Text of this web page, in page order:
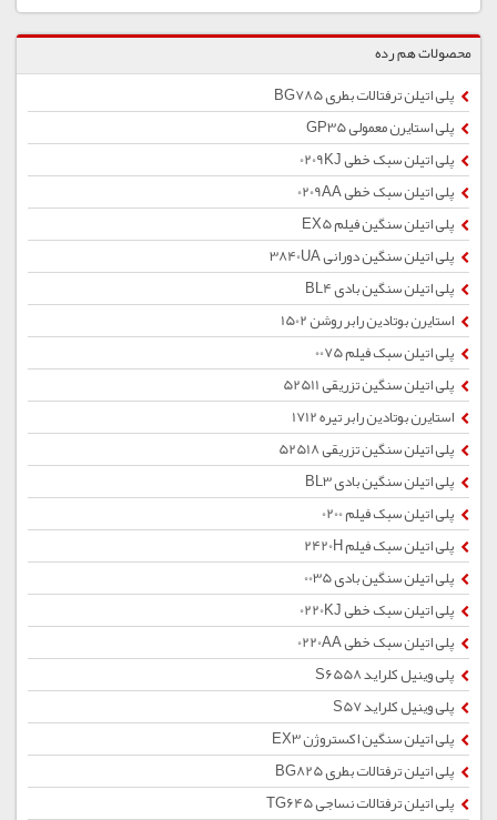
محصولات هم رده
پلی اتیلن ترفتالات بطری BG785
پلی استایرن معمولی GP35
پلی اتیلن سبک خطی 0209KJ
پلی اتیلن سبک خطی 0209AA
پلی اتیلن سنگین فیلم EX5
پلی اتیلن سنگین دورانی 3840UA
پلی اتیلن سنگین بادی BL4
استایرن بوتادین رابر روشن 1502
پلی اتیلن سبک فیلم 0075
پلی اتیلن سنگین تزریقی 52511
استایرن بوتادین رابر تیره 1712
پلی اتیلن سنگین تزریقی 52518
پلی اتیلن سنگین بادی BL3
پلی اتیلن سبک فیلم 0200
پلی اتیلن سبک فیلم 2420H
پلی اتیلن سنگین بادی 0035
پلی اتیلن سبک خطی 0220KJ
پلی اتیلن سبک خطی 0220AA
پلی وینیل کلراید S6558
پلی وینیل کلراید S57
پلی اتیلن سنگین اکستروژن EX3
پلی اتیلن ترفتالات بطری BG825
پلی اتیلن ترفتالات نساجی TG645